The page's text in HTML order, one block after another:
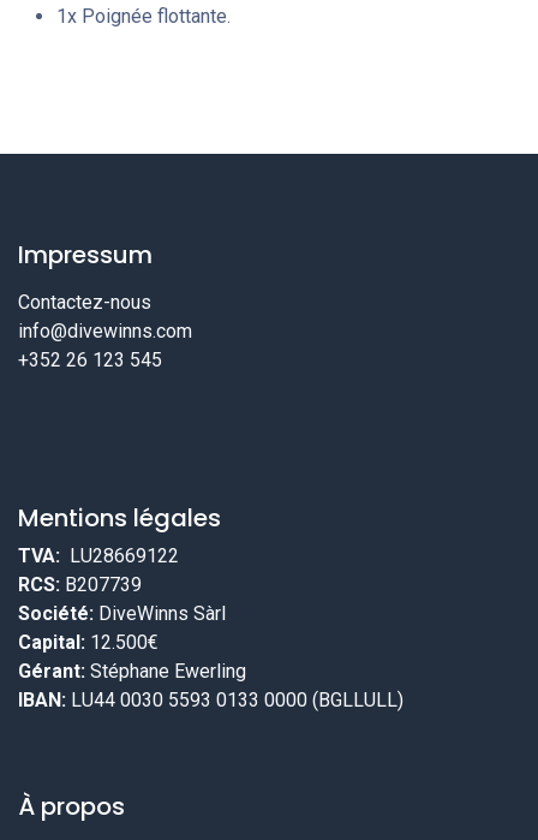
1x Poignée flottante.
Impressum
Contactez-nous
info@divewinns.com
+352 26 123 545
Mentions légales
TVA: LU28669122
RCS: B207739
Société: DiveWinns Sàrl
Capital: 12.500€
Gérant: Stéphane Ewerling
IBAN: LU44 0030 5593 0133 0000 (BGLLULL)
À propos